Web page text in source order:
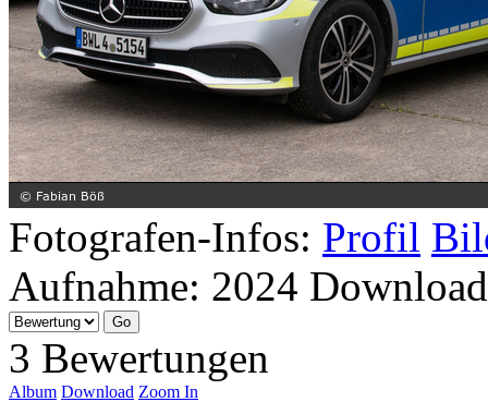
Fotografen-Infos: Profil
Aufnahme: 2024
3 Bewertungen
Album Download Zoom In